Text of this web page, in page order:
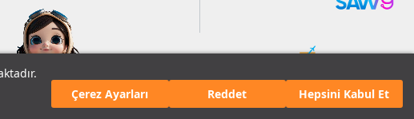
Çerez Ayarları Reddet Hepsini Kabul Et